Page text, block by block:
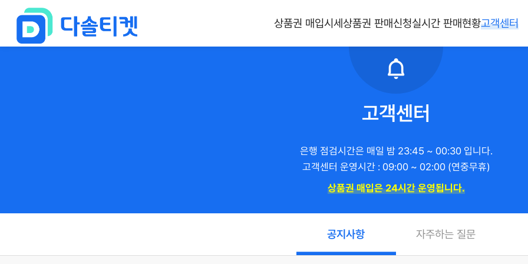
상품권 매입시세상품권 판매신청실시간 판매현황고객센터
고객센터
은행 점검시간은 매일 밤 23:45 ~ 00:30 입니다.
고객센터 운영시간 : 09:00 ~ 02:00 (연중무휴)
상품권 매입은 24시간 운영됩니다.
공지사항 자주하는 질문